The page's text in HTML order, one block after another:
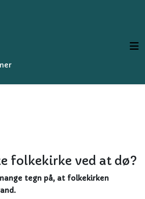
folkekirke ved at dø?
tegn på, at folkekirken